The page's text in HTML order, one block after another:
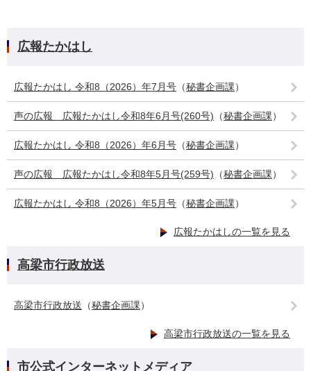
広報たかはし
広報たかはし 令和8（2026）年7月号 （秘書企画課）
声の広報 広報たかはし令和8年6月号(260号) （秘書企画課）
広報たかはし 令和8（2026）年6月号 （秘書企画課）
声の広報 広報たかはし令和8年5月号(259号) （秘書企画課）
広報たかはし 令和8（2026）年5月号 （秘書企画課）
広報たかはしの一覧を見る
高梁市行政放送
高梁市行政放送 （秘書企画課）
高梁市行政放送の一覧を見る
市公式インターネットメディア